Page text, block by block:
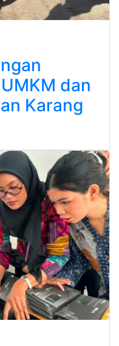
dan
Karang